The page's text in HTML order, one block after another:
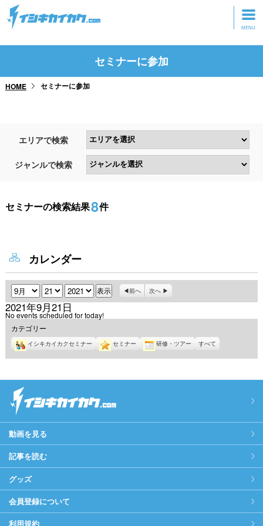
トップページ
研修・ツアーに参加
セミナーに参加
HOME セミナーに参加
エリアで検索
ジャンルで検索
セミナーの検索結果8件
カレンダー
月 日 年 前へ 次へ
2021年9月21日
No events scheduled for today!
カテゴリー
イシキカイカクセミナー セミナー 研修・ツアー すべて
動画を見る
記事を読む
グッズ
会員登録について